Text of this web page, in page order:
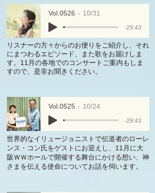
Vol.0526 10/31
-29:43
リスナーの方々からのお便りをご紹介し、それ
にまつわるエピソード、また歌をお届けしま
す。11月の各地でのコンサートご案内もしま
すので、是非お聞きください。
Vol.0525 10/24
-29:43
世界的なイリュージョニストで伝道者のローレ
ンス・コン氏をゲストにお迎えし、11月に大
阪ＷＷホールで開催する舞台にかける想い、神
さまを伝える使命についてお話を伺います。